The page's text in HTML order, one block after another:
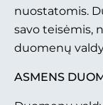
nuostatomis.
savo teisėmis,
duomenų
ASMENS